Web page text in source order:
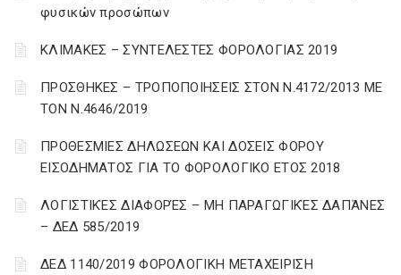
φυσικών προσώπων
ΚΛΙΜΑΚΕΣ – ΣΥΝΤΕΛΕΣΤΕΣ ΦΟΡΟΛΟΓΙΑΣ 2019
ΠΡΟΣΘΗΚΕΣ – ΤΡΟΠΟΠΟΙΗΣΕΙΣ ΣΤΟΝ Ν.4172/2013 ΜΕ
ΤΟΝ Ν.4646/2019
ΠΡΟΘΕΣΜΙΕΣ ΔΗΛΩΣΕΩΝ ΚΑΙ ΔΟΣΕΙΣ ΦΟΡΟΥ
ΕΙΣΟΔΗΜΑΤΟΣ ΓΙΑ ΤΟ ΦΟΡΟΛΟΓΙΚΟ ΕΤΟΣ 2018
ΛΟΓΙΣΤΙΚΈΣ ΔΙΑΦΟΡΈΣ – ΜΗ ΠΑΡΑΓΩΓΙΚΈΣ ΔΑΠΆΝΕΣ
– ΔΕΔ 585/2019
ΔΕΔ 1140/2019 ΦΟΡΟΛΟΓΙΚΗ ΜΕΤΑΧΕΙΡΙΣΗ